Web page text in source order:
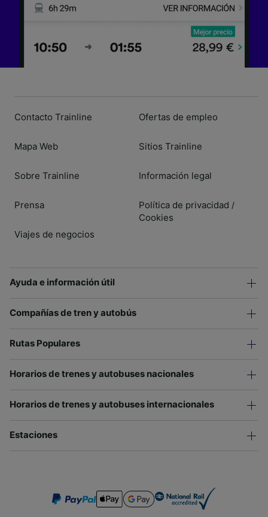
Contacto Trainline
Mapa Web
Sobre Trainline
Prensa
Viajes de negocios
Ofertas de empleo
Sitios Trainline
Información legal
Política de privacidad /
Cookies
Ayuda e información útil
Compañías de tren y autobús
Rutas Populares
Horarios de trenes y autobuses nacionales
Horarios de trenes y autobuses internacionales
Estaciones